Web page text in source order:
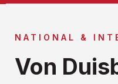
NATIONAL &
Von